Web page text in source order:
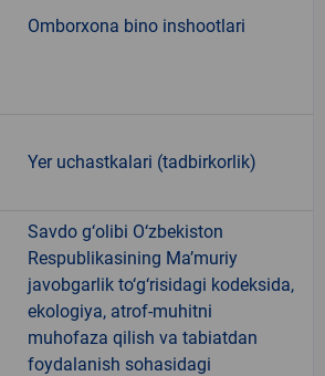
Omborxona bino inshootlari
Yer uchastkalari (tadbirkorlik)
Savdo g‘olibi O‘zbekiston
Respublikasining Ma’muriy
javobgarlik to‘g‘risidagi kodeksida,
ekologiya, atrof-muhitni
muhofaza qilish va tabiatdan
foydalanish sohasidagi